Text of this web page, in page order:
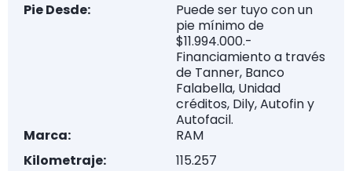
Pie Desde:
Puede ser tuyo con un
pie mínimo de
$11.994.000.-
Financiamiento a través
de Tanner, Banco
Falabella, Unidad
créditos, Dily, Autofin y
Autofacil.
Marca:
RAM
Kilometraje:
115.257